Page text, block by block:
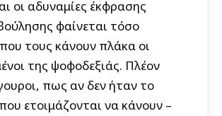
οι αδυναμίες έκφρασης
φαίνεται τόσο
τους κάνουν πλάκα οι
της ψοφοδεξιάς. Πλέον
πως αν δεν ήταν το
ετοιμάζονται να κάνουν –